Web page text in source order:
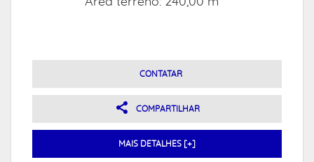
CONTATAR
COMPARTILHAR
MAIS DETALHES [+]